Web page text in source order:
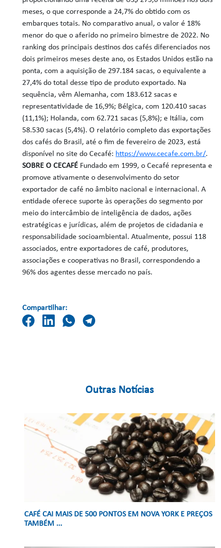
meses, o que corresponde a 24,7% do obtido com os
embarques totais. No comparativo anual, o valor é 18%
menor do que o aferido no primeiro bimestre de 2022. No
ranking dos principais destinos dos cafés diferenciados nos
dois primeiros meses deste ano, os Estados Unidos estão na
ponta, com a aquisição de 297.184 sacas, o equivalente a
27,4% do total desse tipo de produto exportado. Na
sequência, vêm Alemanha, com 183.612 sacas e
representatividade de 16,9%; Bélgica, com 120.410 sacas
(11,1%); Holanda, com 62.721 sacas (5,8%); e Itália, com
58.530 sacas (5,4%). O relatório completo das exportações
dos cafés do Brasil, até o fim de fevereiro de 2023, está
disponível no site do Cecafé: https://www.cecafe.com.br/.
SOBRE O CECAFÉ Fundado em 1999, o Cecafé representa e
promove ativamente o desenvolvimento do setor
exportador de café no âmbito nacional e internacional. A
entidade oferece suporte às operações do segmento por
meio do intercâmbio de inteligência de dados, ações
estratégicas e jurídicas, além de projetos de cidadania e
responsabilidade socioambiental. Atualmente, possui 118
associados, entre exportadores de café, produtores,
associações e cooperativas no Brasil, correspondendo a
96% dos agentes desse mercado no país.
Compartilhar:
Outras Notícias
CAFÉ CAI MAIS DE 500 PONTOS EM NOVA YORK E PREÇOS
TAMBÉM ...